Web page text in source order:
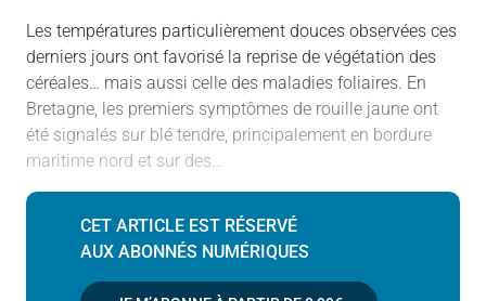
Les températures particulièrement douces observées ces
derniers jours ont favorisé la reprise de végétation des
céréales… mais aussi celle des maladies foliaires. En
Bretagne, les premiers symptômes de rouille jaune ont
été signalés sur blé tendre, principalement en bordure
maritime nord et sur des…
CET ARTICLE EST RÉSERVÉ
AUX ABONNÉS NUMÉRIQUES